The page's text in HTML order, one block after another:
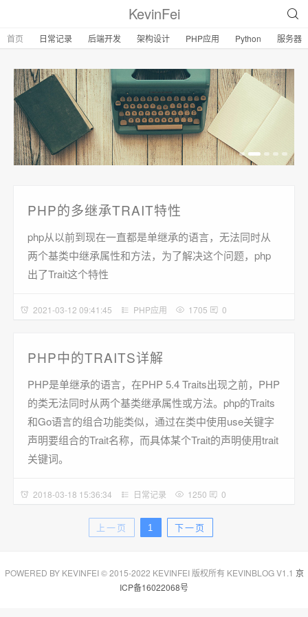
KevinFei
首页 日常记录 后端开发 架构设计 PHP应用 Python 服务器
PHP的多继承TRAIT特性
php从以前到现在一直都是单继承的语言，无法同时从
两个基类中继承属性和方法，为了解决这个问题，php
出了Trait这个特性
2021-03-12 09:41:45 PHP应用 1705 0
PHP中的TRAITS详解
PHP是单继承的语言，在PHP 5.4 Traits出现之前，PHP
的类无法同时从两个基类继承属性或方法。php的Traits
和Go语言的组合功能类似，通过在类中使用use关键字
声明要组合的Trait名称，而具体某个Trait的声明使用trait
关键词。
2018-03-18 15:36:34 日常记录 1250 0
上一页 1 下一页
POWERED BY KEVINFEI © 2015-2022 KEVINFEI 版权所有 KEVINBLOG V1.1 京
ICP备16022068号